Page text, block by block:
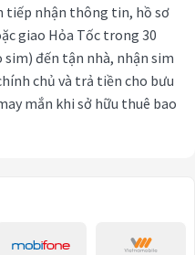
tiếp nhận thông tin, hồ sơ
giao Hỏa Tốc trong 30
đến tận nhà, nhận sim
chủ và trả tiền cho bưu
mắn khi sở hữu thuê bao